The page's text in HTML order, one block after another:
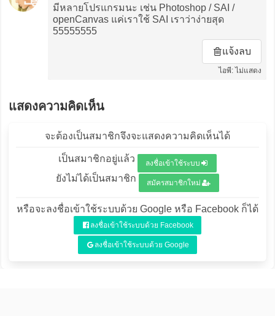
มีหลายโปรแกรมนะ เช่น Photoshop / SAI /
openCanvas แค่เราใช้ SAI เราว่าง่ายสุด
55555555
แจ้งลบ
ไอพี: ไม่แสดง
แสดงความคิดเห็น
จะต้องเป็นสมาชิกจึงจะแสดงความคิดเห็นได้
เป็นสมาชิกอยู่แล้ว ลงชื่อเข้าใช้ระบบ
ยังไม่ได้เป็นสมาชิก สมัครสมาชิกใหม่
หรือจะลงชื่อเข้าใช้ระบบด้วย Google หรือ Facebook ก็ได้
ลงชื่อเข้าใช้ระบบด้วย Facebook
ลงชื่อเข้าใช้ระบบด้วย Google